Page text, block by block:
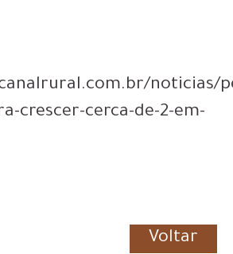
noticias/
crescer-cerca-de-2-em-
Voltar